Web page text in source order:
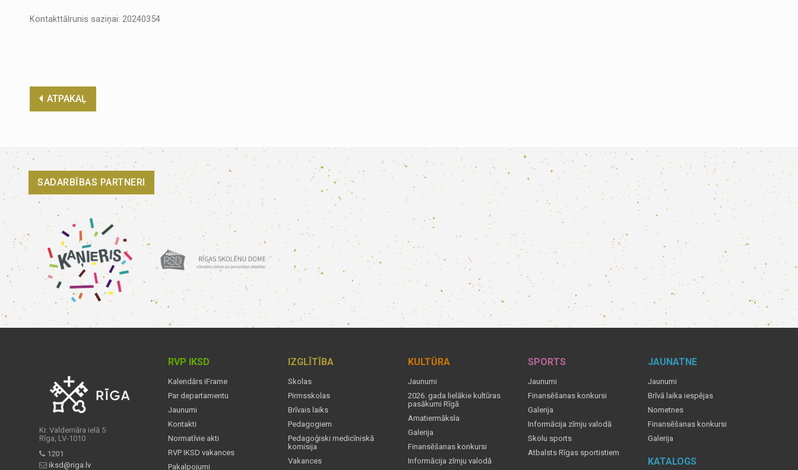
Kontakttālrunis saziņai: 20240354
ATPAKAĻ
SADARBĪBAS PARTNERI
Kr. Valdemāra ielā 5
Rīga, LV-1010
1201
iksd@riga.lv
RVP IKSD
Kalendārs iFrame
Par departamentu
Jaunumi
Kontakti
Normatīvie akti
RVP IKSD vakances
Pakalpojumi
IZGLĪTĪBA
Skolas
Pirmsskolas
Brīvais laiks
Pedagogiem
Pedagoģiski medicīniskā
komisija
Vakances
KULTŪRA
Jaunumi
2026. gada lielākie kultūras
pasākumi Rīgā
Amatiermāksla
Galerija
Finansēšanas konkursi
Informācija zīmju valodā
SPORTS
Jaunumi
Finansēšanas konkursi
Galerija
Informācija zīmju valodā
Skolu sports
Atbalsts Rīgas sportistiem
JAUNATNE
Jaunumi
Brīvā laika iespējas
Nometnes
Finansēšanas konkursi
Galerija
KATALOGS